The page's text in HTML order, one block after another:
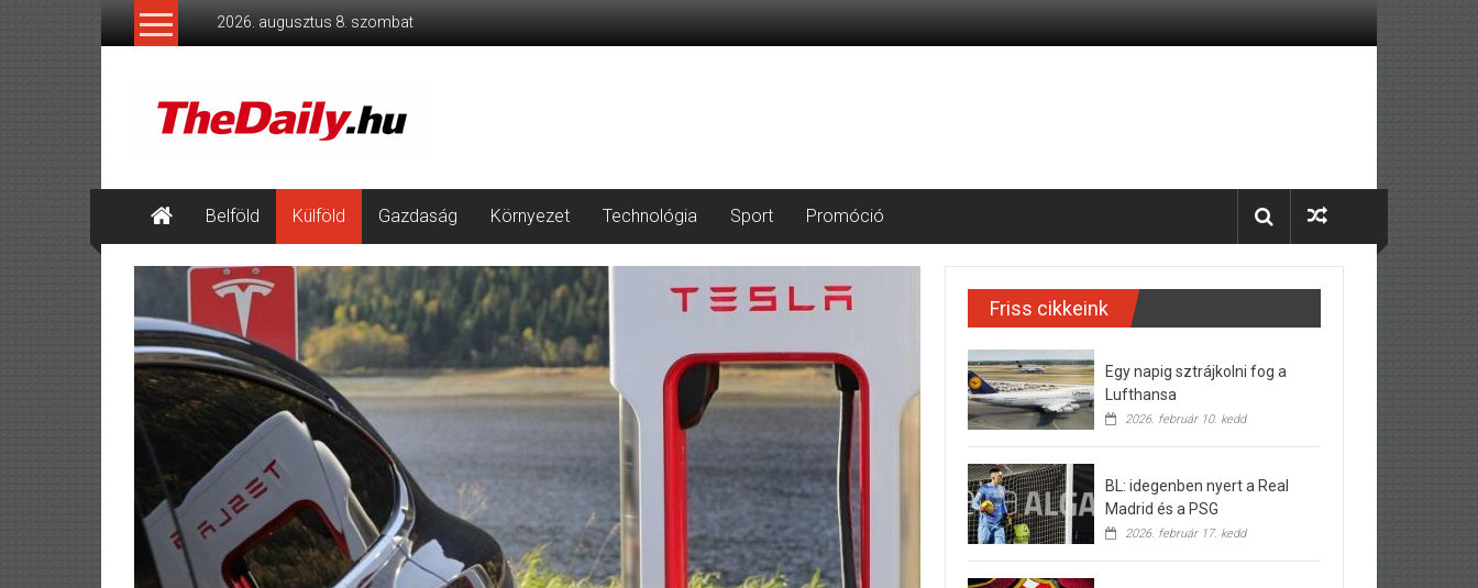
2026. augusztus 8. szombat
érthetően.Belföld Külföld Gazdaság Környezet Technológia Sport Promóció
Friss cikkeink
Egy napig sztrájkolni fog a
Lufthansa
2026. február 10. kedd
BL: idegenben nyert a Real
Madrid és a PSG
2026. február 17. kedd